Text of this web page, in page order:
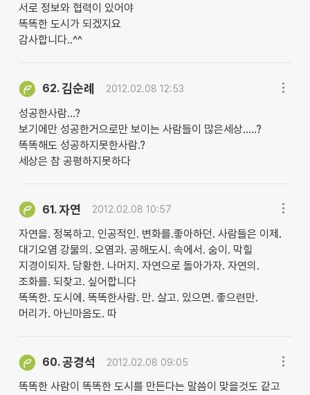
서로 정보와 협력이 있어야
똑똑한 도시가 되겠지요
감사합니다..^^
62.김순례 2012.02.08 12:53
성공한사람...?
보기에만 성공한거으로만 보이는 사람들이 많은세상.....?
똑똑해도 성공하지못한사람.?
세상은 참 공평하지못하다
61.자연 2012.02.08 10:57
자연을. 정복하고. 인공적인. 변화를.좋아하던. 사람들은 이제.
대기오염 강물의. 오염과. 공해도시. 속에서. 숨이. 막힐
지경이되자. 당황한. 나머지. 자연으로 돌아가자. 자연의.
조화를. 되찾고. 싶어합니다
똑똑한. 도시에. 똑똑한사람. 만. 살고. 있으면. 좋으련만.
머리가. 아닌마음도. 따
60.공경석 2012.02.08 09:05
똑똑한 사람이 똑똑한 도시를 만든다는 말씀이 맞을것도 같고